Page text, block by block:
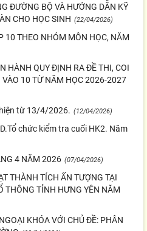
ĐƯỜNG BỘ VÀ HƯỚNG DẪN KỸ
CHO HỌC SINH (22/04/2026)
10 THEO NHÓM MÔN HỌC, NĂM
HÀNH QUY ĐỊNH RA ĐỀ THI, COI
10 TỪ NĂM HỌC 2026-2027
từ 13/4/2026. (12/04/2026)
chức kiểm tra cuối HK2. Năm
4 NĂM 2026 (07/04/2026)
THÀNH TÍCH ẤN TƯỢNG TẠI
THÔNG TỈNH HƯNG YÊN NĂM
KHÓA VỚI CHỦ ĐỀ: PHÂN